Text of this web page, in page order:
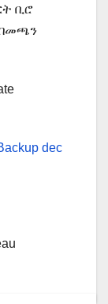
ቢሮ
በመጫን
dec